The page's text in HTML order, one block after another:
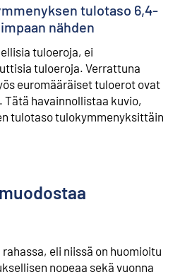
tulotaso 6,4-
nähden
tuloeroja, ei
tuloeroja. Verrattuna
euromääräiset tuloerot ovat
havainnollistaa kuvio,
tulotaso tulokymmenyksittäin
eli niissä on huomioitu
nopeaa sekä vuonna